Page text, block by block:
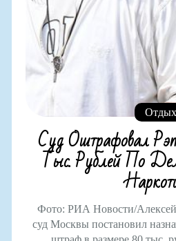
Отдых
Суд Оштрафовал
Тыс. Рублей По
Фото: РИА Новости/
суд Москвы постановил